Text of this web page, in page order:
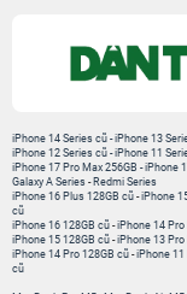
iPhone 14 Series cũ -iPhone 13
iPhone 12 Series cũ -iPhone 11
iPhone 17 Pro Max 256GB -iPhone
Galaxy A Series - Redmi Series
iPhone 16 Plus 128GB cũ -iPhone
cũ
iPhone 16 128GB cũ -iPhone 14 Pro
iPhone 15 128GB cũ -iPhone 13 Pro
iPhone 14 Pro 128GB cũ -iPhone 11
cũ